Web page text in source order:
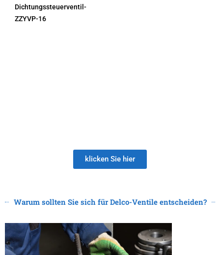
Dichtungssteuerventil-
ZZYVP-16
klicken Sie hier
Warum sollten Sie sich für Delco-Ventile entscheiden?